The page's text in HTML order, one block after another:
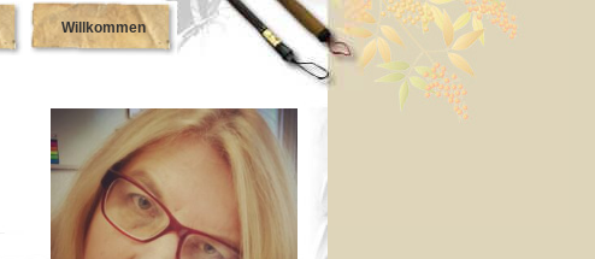
Willkommen